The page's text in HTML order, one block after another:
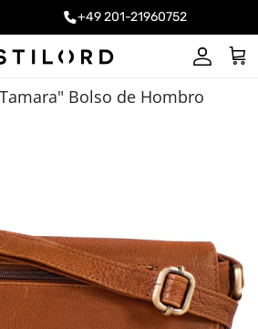
+49 201-21960752
Cuenta
Bolso de Hombro